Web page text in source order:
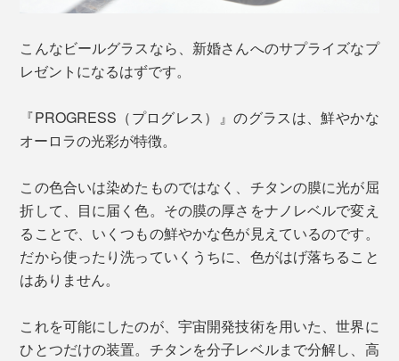
こんなビールグラスなら、新婚さんへのサプライズなプ
レゼントになるはずです。
『PROGRESS（プログレス）』のグラスは、鮮やかな
オーロラの光彩が特徴。
この色合いは染めたものではなく、チタンの膜に光が屈
折して、目に届く色。その膜の厚さをナノレベルで変え
ることで、いくつもの鮮やかな色が見えているのです。
だから使ったり洗っていくうちに、色がはげ落ちること
はありません。
これを可能にしたのが、宇宙開発技術を用いた、世界に
ひとつだけの装置。チタンを分子レベルまで分解し、高